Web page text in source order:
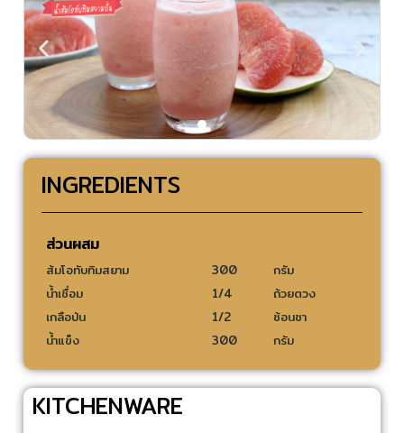
INGREDIENTS
ส่วนผสม
ส้มโอทับทิมสยาม 300
กรัม
น้ำเชื่อม
1/4
ถ้วยตวง
เกลือป่น
1/2
ช้อนชา
น้ำแข็ง
300 กรัม
KITCHENWARE